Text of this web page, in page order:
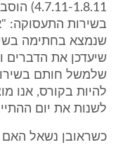
4.7.11-
בשירות התעסוקה:
שנמצא בחתימה
שיעדכן את הדברים
שלמשל חותם
להיות בקורס, אנו
לשנות את יום ההתייצבות"
כשראובן נשאל